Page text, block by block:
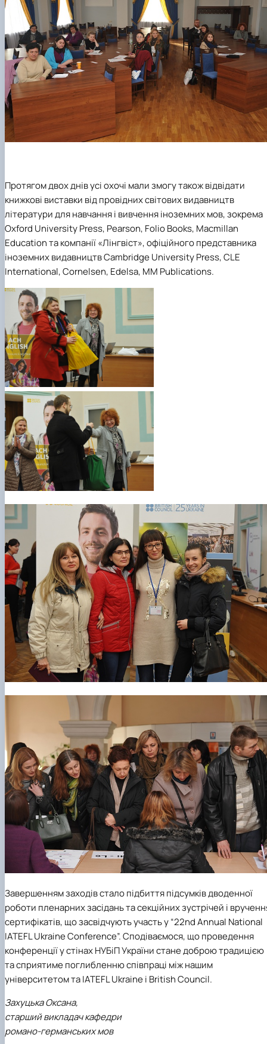
Протягом двох днів усі охочі мали змогу також відвідати
книжкові виставки від провідних світових видавництв
літератури для навчання і вивчення іноземних мов, зокрема
Oxford University Press, Pearson, Folio Books, Macmillan
Education та компанії «Лінгвіст», офіційного представника
іноземних видавництв Cambridge University Press, CLE
International, Cornelsen, Edelsa, MM Publications.
Завершенням заходів стало підбиття підсумків дводенної
роботи пленарних засідань та секційних зустрічей і
сертифікатів, що засвідчують участь у “22nd Annual National
IATEFL Ukraine Conference”. Сподіваємося, що проведення
конференції у стінах НУБіП України стане доброю традицією
та сприятиме поглибленню співпраці між нашим
університетом та IATEFL Ukraine і British Council.
Захуцька Оксана,
старший викладач кафедри
романо-германських мов